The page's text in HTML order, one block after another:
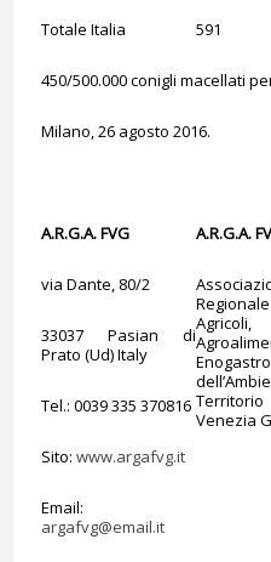
Totale Italia 591
450/500.000 conigli macellati
Milano, 26 agosto 2016.
A.R.G.A. FVG
via Dante, 80/2
33037 Pasian di
Prato (Ud) Italy
Tel.: 0039 335 370816
Sito: www.argafvg.it
Email:
argafvg@email.it
A.R.G.A.
Agricoli,
Venezia